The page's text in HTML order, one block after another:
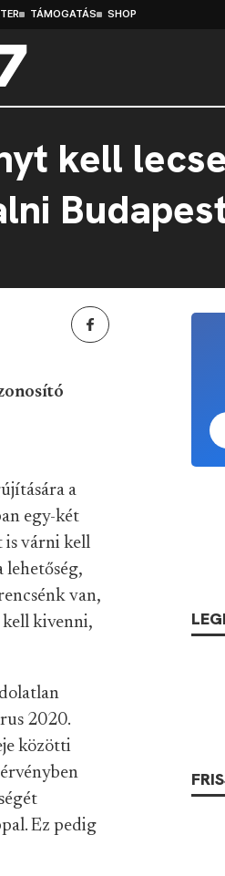
TÁMOGATÁS SHOP
kell
a
egy-két
is várni kell
lehetőség,
van,
kell kivenni,
2020.
közötti
Ez pedig